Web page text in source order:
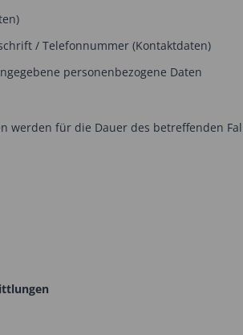
/ Telefonnummer (Kontaktdaten)
personenbezogene Daten
werden für die Dauer des betreffenden